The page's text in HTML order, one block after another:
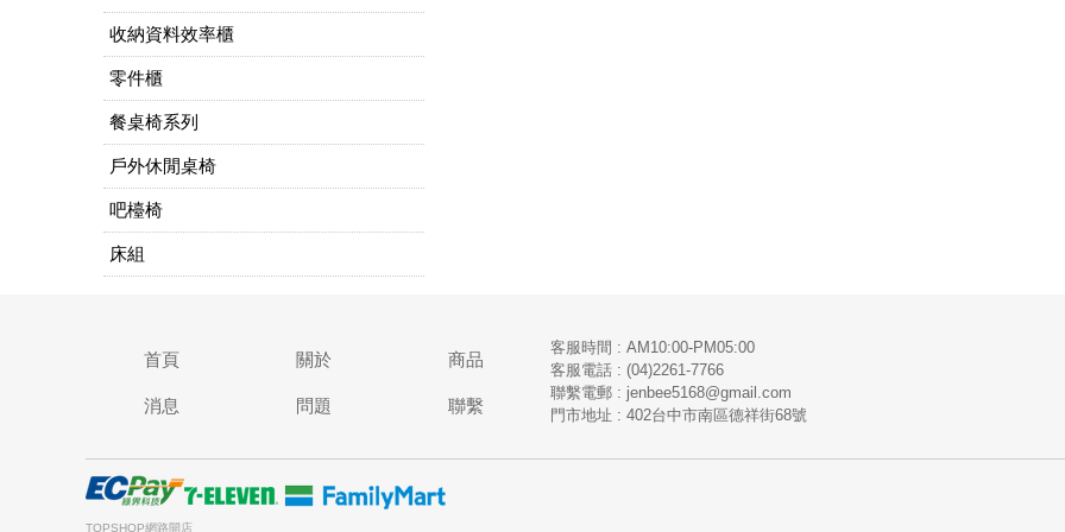
收納資料效率櫃
零件櫃
餐桌椅系列
戶外休閒桌椅
吧檯椅
床組
首頁 關於 商品
消息 問題 聯繫
客服時間 : AM10:00-PM05:00
客服電話 : (04)2261-7766
​聯繫電郵 : jenbee5168@gmail.com
門市地址 : 402台中市南區德祥街68號
TOPSHOP網路開店